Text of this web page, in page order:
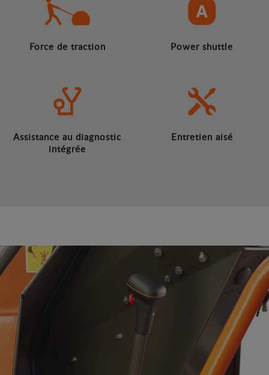
Force de traction Power shuttle
Assistance au diagnostic
intégrée
Entretien aisé